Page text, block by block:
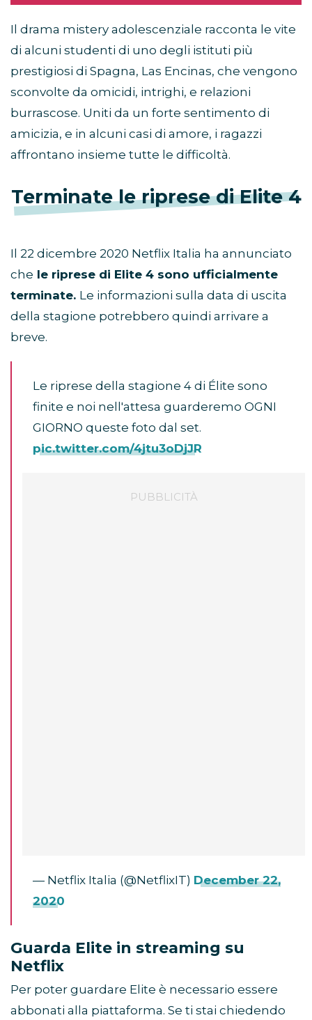
Il drama mistery adolescenziale racconta le vite
di alcuni studenti di uno degli istituti più
prestigiosi di Spagna, Las Encinas, che vengono
sconvolte da omicidi, intrighi, e relazioni
burrascose. Uniti da un forte sentimento di
amicizia, e in alcuni casi di amore, i ragazzi
affrontano insieme tutte le difficoltà.
Terminate le riprese di Elite 4
Il 22 dicembre 2020 Netflix Italia ha annunciato
che le riprese di Elite 4 sono ufficialmente
terminate. Le informazioni sulla data di uscita
della stagione potrebbero quindi arrivare a
breve.
Le riprese della stagione 4 di Élite sono
finite e noi nell'attesa guarderemo OGNI
GIORNO queste foto dal set.
pic.twitter.com/4jtu3oDjJR
— Netflix Italia (@NetflixIT) December 22,
2020
Guarda Elite in streaming su
Netflix
Per poter guardare Elite è necessario essere
abbonati alla piattaforma. Se ti stai chiedendo